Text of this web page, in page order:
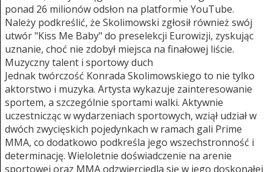
ponad 26 milionów odsłon na platformie YouTube.
Należy podkreślić, że Skolimowski zgłosił również swój
utwór "Kiss Me Baby" do preselekcji Eurowizji, zyskując
uznanie, choć nie zdobył miejsca na finałowej liście.
Muzyczny talent i sportowy duch
Jednak twórczość Konrada Skolimowskiego to nie tylko
aktorstwo i muzyka. Artysta wykazuje zainteresowanie
sportem, a szczególnie sportami walki. Aktywnie
uczestnicząc w wydarzeniach sportowych, wziął udział w
dwóch zwycięskich pojedynkach w ramach gali Prime
MMA, co dodatkowo podkreśla jego wszechstronność i
determinację. Wieloletnie doświadczenie na arenie
sportowej oraz MMA odzwierciedla się w jego doskonałej